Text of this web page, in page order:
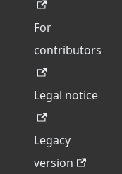
For
contributors
Legal notice
Legacy
version